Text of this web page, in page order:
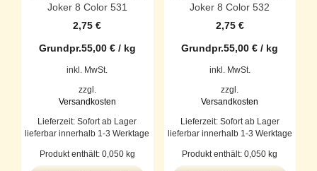
Joker 8 Color 531
2,75€
Grundpr.55,00 €/ kg
inkl. MwSt.
zzgl.
Versandkosten
Lieferzeit:Sofort ab Lager
lieferbar innerhalb 1-3 Werktage
Produkt enthält: 0,050 kg
Joker 8 Color 532
2,75 €
Grundpr.55,00€ / kg
inkl. MwSt.
zzgl.
Versandkosten
Lieferzeit: Sofort ab Lager
lieferbar innerhalb 1-3 Werktage
Produkt enthält: 0,050kg